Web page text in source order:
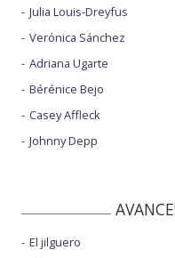
Julia Louis-Dreyfus
Verónica Sánchez
Adriana Ugarte
Bérénice Bejo
Casey Affleck
Johnny Depp
El jilguero